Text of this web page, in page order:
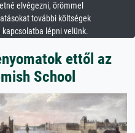
elvégezni, örömmel
további költségek
lépni velünk.
ettől az
School